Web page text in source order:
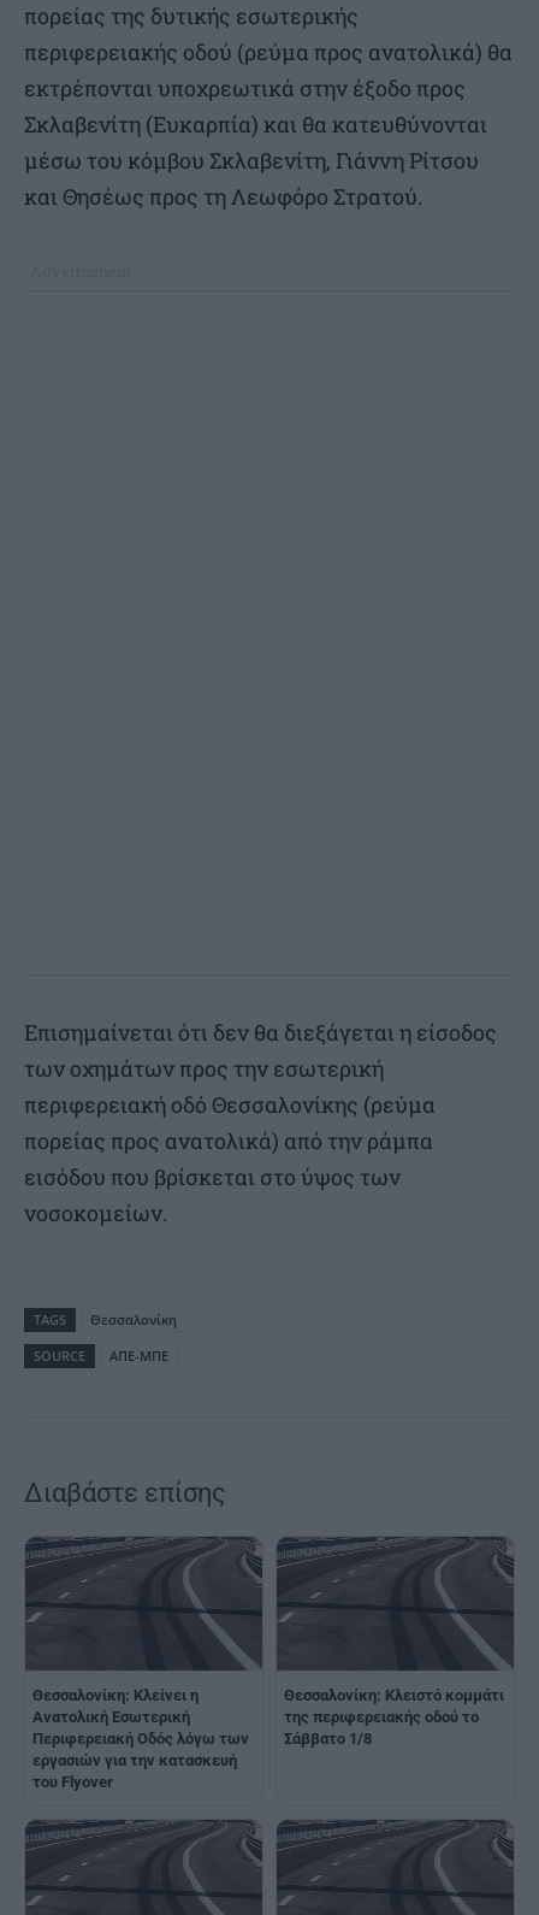
πορείας της δυτικής εσωτερικής
περιφερειακής οδού (ρεύμα προς ανατολικά) θα
εκτρέπονται υποχρεωτικά στην έξοδο προς
Σκλαβενίτη (Ευκαρπία) και θα κατευθύνονται
μέσω του κόμβου Σκλαβενίτη, Γιάννη Ρίτσου
και Θησέως προς τη Λεωφόρο Στρατού.
Επισημαίνεται ότι δεν θα διεξάγεται η είσοδος
των οχημάτων προς την εσωτερική
περιφερειακή οδό Θεσσαλονίκης (ρεύμα
πορείας προς ανατολικά) από την ράμπα
εισόδου που βρίσκεται στο ύψος των
νοσοκομείων.
TAGS
Θεσσαλονίκη
SOURCE
ΑΠΕ-ΜΠΕ
Διαβάστε επίσης
Θεσσαλονίκη: Κλείνει η
Ανατολική Εσωτερική
Περιφερειακή Οδός λόγω των
εργασιών για την κατασκευή
του Flyover
Θεσσαλονίκη: Κλειστό κομμάτι
της περιφερειακής οδού το
Σάββατο 1/8